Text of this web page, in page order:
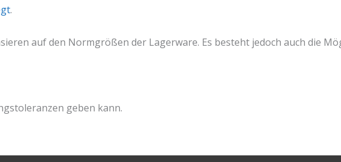
.
auf den Normgrößen der Lagerware. Es besteht jedoch auch die
geben kann.